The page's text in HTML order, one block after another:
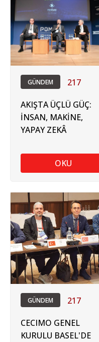
GÜNDEM 217
AKIŞTA ÜÇLÜ GÜÇ:
İNSAN, MAKİNE,
YAPAY ZEKÂ
OKU
GÜNDEM 217
CECIMO GENEL
KURULU BASEL'DE